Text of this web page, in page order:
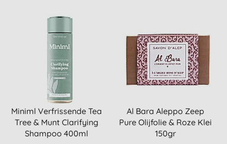
Miniml Verfrissende Tea
Tree & Munt Clarifying
Shampoo 400ml
Al Bara Aleppo Zeep
Pure Olijfolie & Roze Klei
150gr